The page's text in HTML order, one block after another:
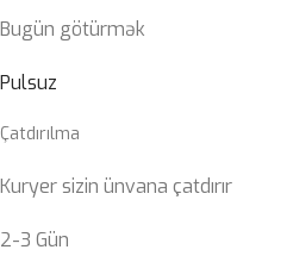
Bugün götürmək
Pulsuz
Çatdırılma
Kuryer sizin ünvana çatdırır
2-3 Gün